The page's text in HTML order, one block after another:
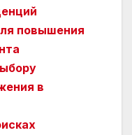
повышения
в